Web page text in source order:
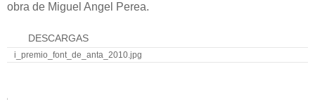
obra de Miguel Angel Perea.
DESCARGAS
i_premio_font_de_anta_2010.jpg